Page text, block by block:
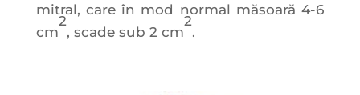
mitral, care în mod normal măsoară 4-6
cm
2
, scade sub 2 cm
2
.